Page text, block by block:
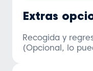
Extras
Recogida y
(Opcional, lo